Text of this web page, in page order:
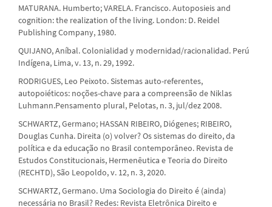
MATURANA. Humberto; VARELA. Francisco. Autoposieis and
cognition: the realization of the living. London: D. Reidel
Publishing Company, 1980.
QUIJANO, Aníbal. Colonialidad y modernidad/racionalidad. Perú
Indígena, Lima, v. 13, n. 29, 1992.
RODRIGUES, Leo Peixoto. Sistemas auto-referentes,
autopoiéticos: noções-chave para a compreensão de Niklas
Luhmann.Pensamento plural, Pelotas, n. 3, jul/dez 2008.
SCHWARTZ, Germano; HASSAN RIBEIRO, Diógenes; RIBEIRO,
Douglas Cunha. Direita (o) volver? Os sistemas do direito, da
política e da educação no Brasil contemporâneo. Revista de
Estudos Constitucionais, Hermenêutica e Teoria do Direito
(RECHTD), São Leopoldo, v. 12, n. 3, 2020.
SCHWARTZ, Germano. Uma Sociologia do Direito é (ainda)
necessária no Brasil? Redes: Revista Eletrônica Direito e